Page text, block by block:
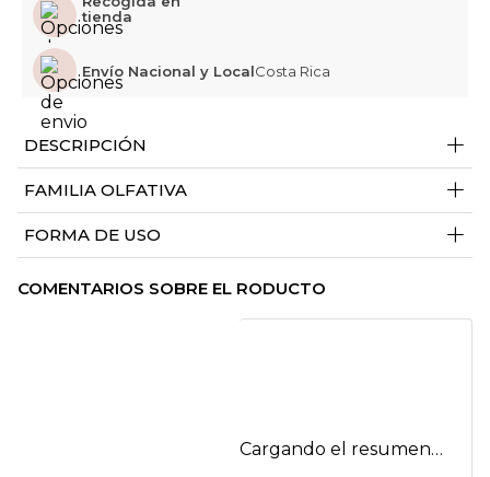
tienda
Envío Nacional y LocalCosta Rica
DESCRIPCIÓN +
FAMILIA OLFATIVA +
FORMA DE USO +
COMENTARIOS SOBRE EL RODUCTO
Cargando el resumen…